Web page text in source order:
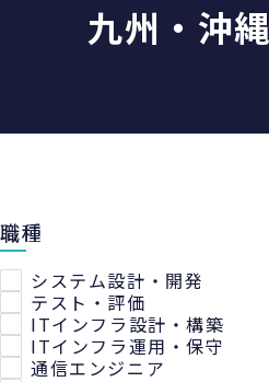
九州・沖
職種
システム設計・開発
テスト・評価
ITインフラ設計・構築
ITインフラ運用・保守
通信エンジニア